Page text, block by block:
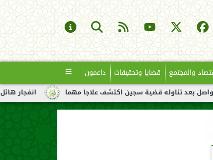
والمجتمع قضايا وتحقيقات داعمون
انفجار هائل لناقلة نفط قضية سجين اكتشف علاجا مهما